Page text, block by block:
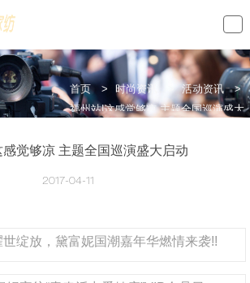
首页 > 时尚资讯 > 活动资讯 >
福州站|这感觉够凉 主题全国巡演盛大
觉够凉 主题全国巡演盛大启动
2017-04-11
绽放，黛富妮国潮嘉年华燃情来袭!!